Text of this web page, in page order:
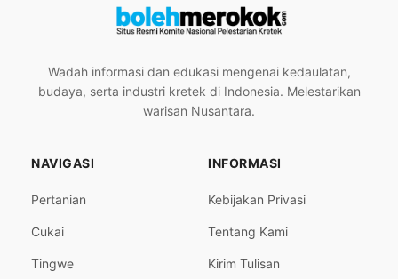
Wadah informasi dan edukasi mengenai kedaulatan,
budaya, serta industri kretek di Indonesia. Melestarikan
warisan Nusantara.
NAVIGASI
Pertanian
Cukai
Tingwe
INFORMASI
Kebijakan Privasi
Tentang Kami
Kirim Tulisan